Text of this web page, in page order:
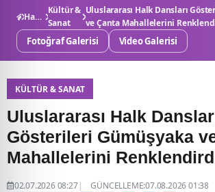
Haberler
Kültür &
Sanat
Uluslararası Halk Dansları
ve Çanta Mahallelerini
Fotoğraf Galerisi Video Galerisi
KÜLTÜR & SANAT
Uluslararası Halk
Gösterileri Gümüşyaka
Mahallelerini
02.07.2026 08:27
GÜNCELLEME:07.08.2026 01:38